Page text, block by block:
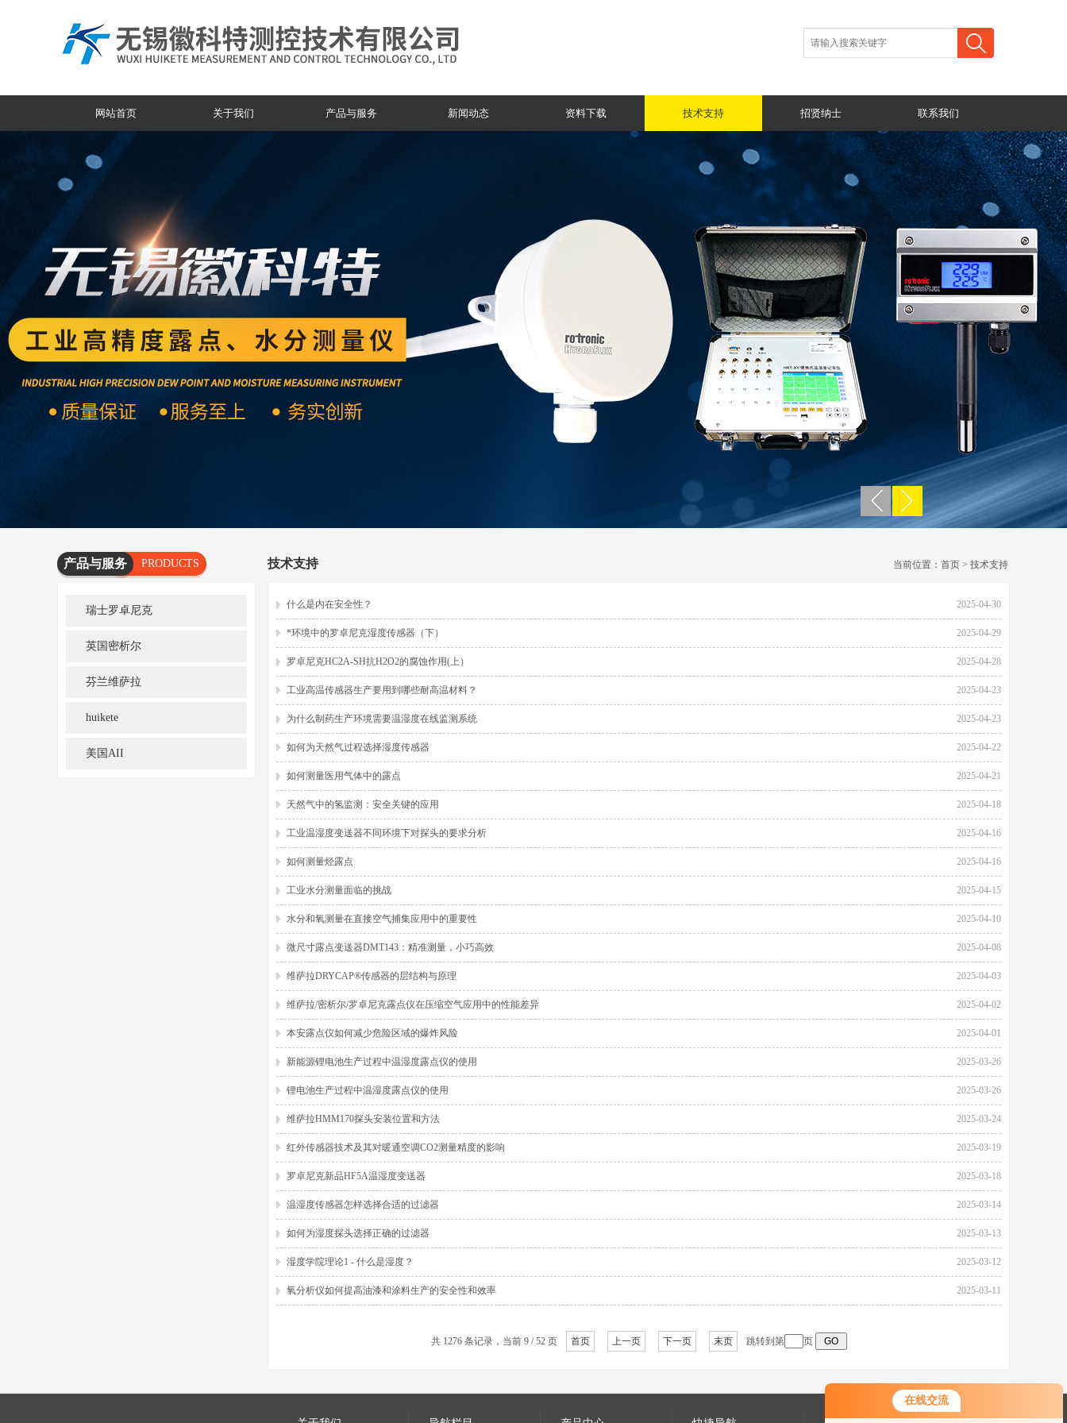
在线交流
网站首页 关于我们 产品与服务 新闻动态 资料下载 技术支持 招贤纳士 联系我们
产品与服务
PRODUCTS
SERVICES
瑞士罗卓尼克
英国密析尔
芬兰维萨拉
huikete
美国AII
技术支持 当前位置： 首页 > 技术支持
什么是内在安全性？ 2025-04-30
*环境中的罗卓尼克湿度传感器（下） 2025-04-29
罗卓尼克HC2A-SH抗H2O2的腐蚀作用(上） 2025-04-28
工业高温传感器生产要用到哪些耐高温材料？ 2025-04-23
为什么制药生产环境需要温湿度在线监测系统 2025-04-23
如何为天然气过程选择湿度传感器 2025-04-22
如何测量医用气体中的露点 2025-04-21
天然气中的氢监测：安全关键的应用 2025-04-18
工业温湿度变送器不同环境下对探头的要求分析 2025-04-16
如何测量烃露点 2025-04-16
工业水分测量面临的挑战 2025-04-15
水分和氧测量在直接空气捕集应用中的重要性 2025-04-10
微尺寸露点变送器DMT143：精准测量，小巧高效 2025-04-08
维萨拉DRYCAP®传感器的层结构与原理 2025-04-03
维萨拉/密析尔/罗卓尼克露点仪在压缩空气应用中的性能差异 2025-04-02
本安露点仪如何减少危险区域的爆炸风险 2025-04-01
新能源锂电池生产过程中温湿度露点仪的使用 2025-03-26
锂电池生产过程中温湿度露点仪的使用 2025-03-26
维萨拉HMM170探头安装位置和方法 2025-03-24
红外传感器技术及其对暖通空调CO2测量精度的影响 2025-03-19
罗卓尼克新品HF5A温湿度变送器 2025-03-18
温湿度传感器怎样选择合适的过滤器 2025-03-14
如何为湿度探头选择正确的过滤器 2025-03-13
湿度学院理论1 - 什么是湿度？ 2025-03-12
氧分析仪如何提高油漆和涂料生产的安全性和效率 2025-03-11
共 1276 条记录，当前 9 / 52 页 首页 上一页 下一页 末页 跳转到第 页